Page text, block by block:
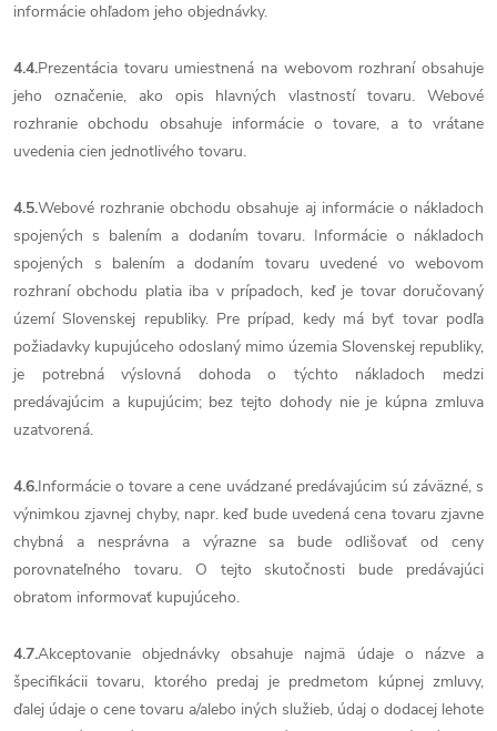
informácie ohľadom jeho objednávky.
4.4.Prezentácia tovaru umiestnená na webovom rozhraní obsahuje
jeho označenie, ako opis hlavných vlastností tovaru. Webové
rozhranie obchodu obsahuje informácie o tovare, a to vrátane
uvedenia cien jednotlivého tovaru.
4.5.Webové rozhranie obchodu obsahuje aj informácie o nákladoch
spojených s balením a dodaním tovaru. Informácie o nákladoch
spojených s balením a dodaním tovaru uvedené vo webovom
rozhraní obchodu platia iba v prípadoch, keď je tovar doručovaný
území Slovenskej republiky. Pre prípad, kedy má byť tovar podľa
požiadavky kupujúceho odoslaný mimo územia Slovenskej republiky,
je potrebná výslovná dohoda o týchto nákladoch medzi
predávajúcim a kupujúcim; bez tejto dohody nie je kúpna zmluva
uzatvorená.
4.6.Informácie o tovare a cene uvádzané predávajúcim sú záväzné, s
výnimkou zjavnej chyby, napr. keď bude uvedená cena tovaru zjavne
chybná a nesprávna a výrazne sa bude odlišovať od ceny
porovnateľného tovaru. O tejto skutočnosti bude predávajúci
obratom informovať kupujúceho.
4.7.Akceptovanie objednávky obsahuje najmä údaje o názve a
špecifikácii tovaru, ktorého predaj je predmetom kúpnej zmluvy,
ďalej údaje o cene tovaru a/alebo iných služieb, údaj o dodacej lehote